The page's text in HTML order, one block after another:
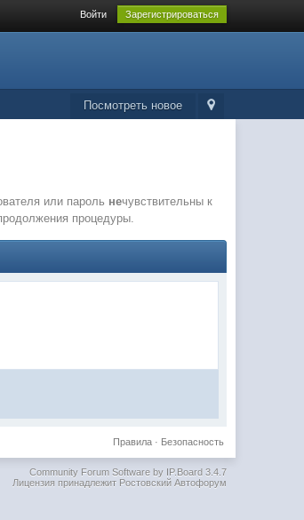
Войти Зарегистрироваться
Посмотреть новое
или пароль нечувствительны к
процедуры.
Безопасность
Правила·
Community Forum Software by IP.Board 3.4.7
Лицензия принадлежит Ростовский Автофорум